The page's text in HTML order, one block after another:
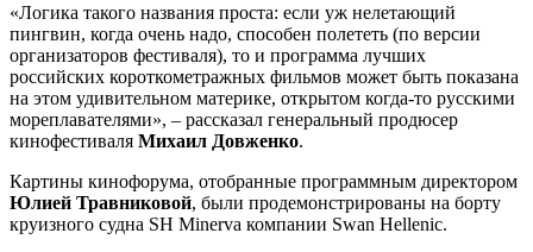
«Логика такого названия проста: если уж нелетающий
пингвин, когда очень надо, способен полететь (по версии
организаторов фестиваля), то и программа лучших
российских короткометражных фильмов может быть показана
на этом удивительном материке, открытом когда-то русскими
мореплавателями», – рассказал генеральный продюсер
кинофестиваля Михаил Довженко.
Картины кинофорума, отобранные программным директором
Юлией Травниковой, были продемонстрированы на борту
круизного судна SH Minerva компании Swan Hellenic.